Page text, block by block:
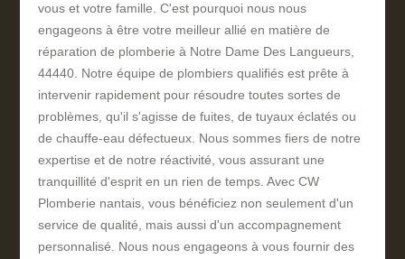
vous et votre famille. C'est pourquoi nous nous
engageons à être votre meilleur allié en matière de
réparation de plomberie à Notre Dame Des Langueurs,
44440. Notre équipe de plombiers qualifiés est prête à
intervenir rapidement pour résoudre toutes sortes de
problèmes, qu'il s'agisse de fuites, de tuyaux éclatés ou
de chauffe-eau défectueux. Nous sommes fiers de notre
expertise et de notre réactivité, vous assurant une
tranquillité d'esprit en un rien de temps. Avec CW
Plomberie nantais, vous bénéficiez non seulement d'un
service de qualité, mais aussi d'un accompagnement
personnalisé. Nous nous engageons à vous fournir des